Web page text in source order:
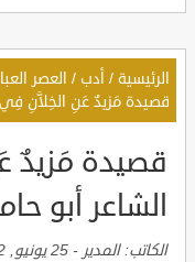
الرئيسية / أدب / العصر
قصيدة مَزيدٌ عَنِ الخِلاَّنِ فِي
قصيدة مَزيدٌ
الشاعر أبو
الكاتب:المدير - 25 يونيو, 2022